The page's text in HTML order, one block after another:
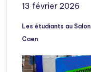
13 février 2026
Les étudiants au
Caen